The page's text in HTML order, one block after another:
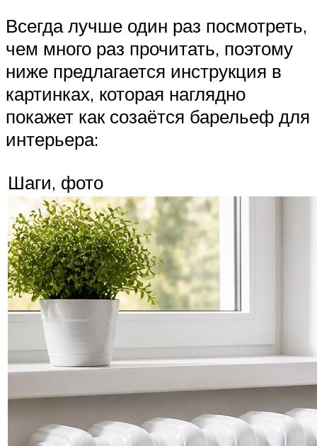
Всегда лучше один раз посмотреть,
чем много раз прочитать, поэтому
ниже предлагается инструкция в
картинках, которая наглядно
покажет как созаётся барельеф для
интерьера:
Шаги, фото